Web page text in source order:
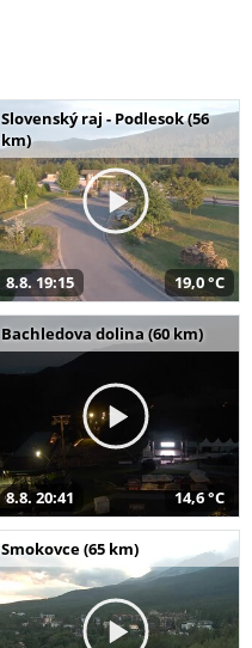
Slovenský raj - Podlesok (56
km)
8.8. 19:15 19,0 °C
Bachledova dolina (60 km)
8.8. 20:41 14,6 °C
Smokovce (65 km)